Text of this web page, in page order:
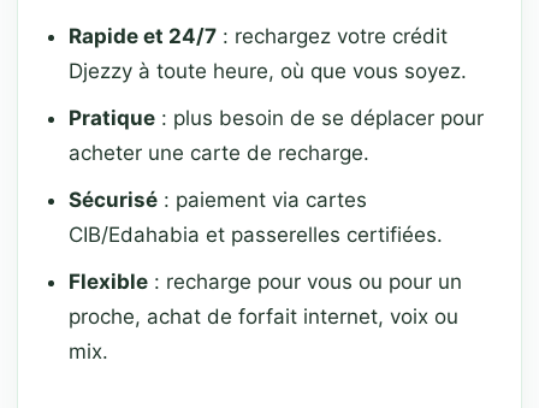
Rapide et 24/7 : rechargez votre crédit
Djezzy à toute heure, où que vous soyez.
Pratique : plus besoin de se déplacer pour
acheter une carte de recharge.
Sécurisé : paiement via cartes
CIB/Edahabia et passerelles certifiées.
Flexible : recharge pour vous ou pour un
proche, achat de forfait internet, voix ou
mix.